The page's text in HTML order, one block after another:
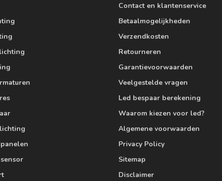
Contact en klantenservice
Betaalmogelijkheden
Verzendkosten
Retourneren
Garantievoorwaarden
Veelgestelde vragen
Led bespaar berekening
Waarom kiezen voor led?
Algemene voorwaarden
Privacy Policy
Sitemap
Disclaimer